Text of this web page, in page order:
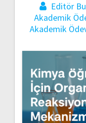
Editör
Akademik
Akademik